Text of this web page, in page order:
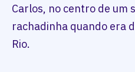
Carlos, no centro de um
rachadinha quando era
Rio.